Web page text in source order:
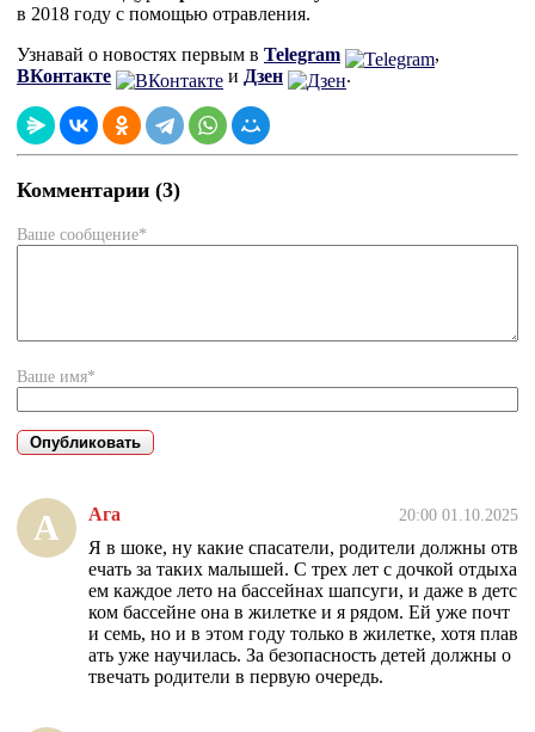
в 2018 году с помощью отравления.
Узнавай о новостях первым в Telegram
,
ВКонтакте
и Дзен .
Комментарии (3)
Ваше сообщение*
Ваше имя*
А Ага 20:00 01.10.2025
Я в шоке, ну какие спасатели, родители должны отв
ечать за таких малышей. С трех лет с дочкой отдыха
ем каждое лето на бассейнах шапсуги, и даже в детс
ком бассейне она в жилетке и я рядом. Ей уже почт
и семь, но и в этом году только в жилетке, хотя плав
ать уже научилась. За безопасность детей должны о
твечать родители в первую очередь.